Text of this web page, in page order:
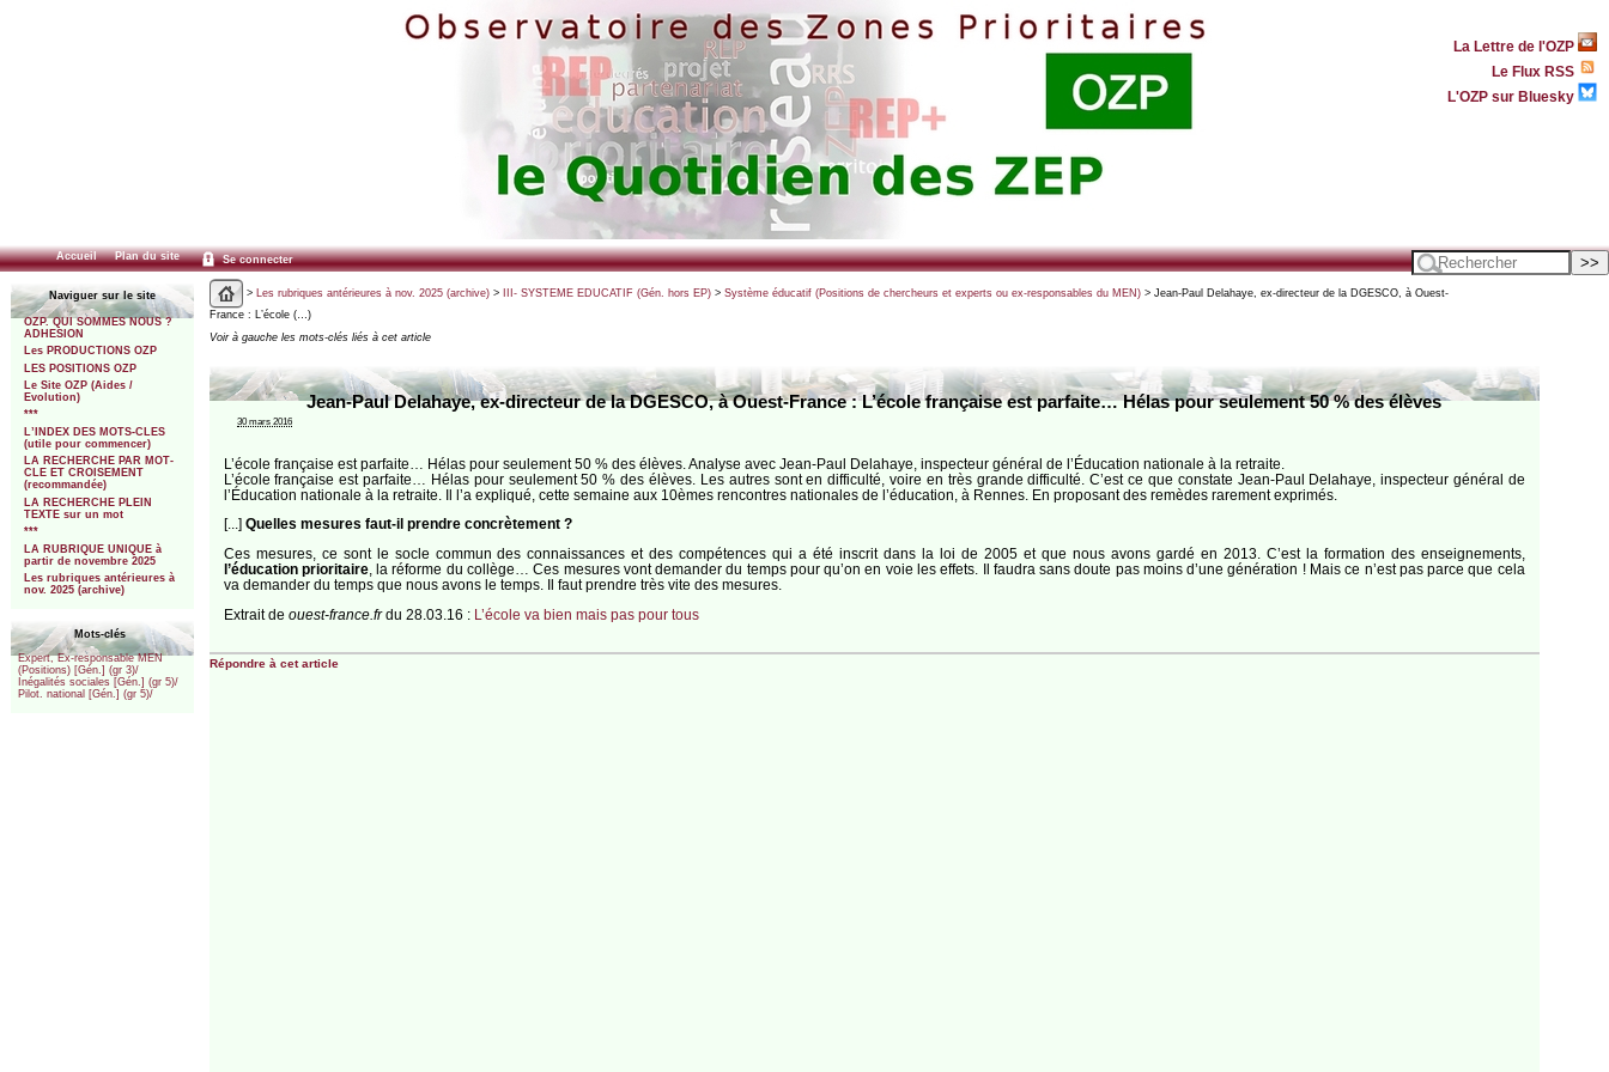
La Lettre de l'OZP
Le Flux RSS
L'OZP sur Bluesky
Accueil Plan du site Se connecter
Naviguer sur le site
OZP. QUI SOMMES NOUS ?
ADHESION
Les PRODUCTIONS OZP
LES POSITIONS OZP
Le Site OZP (Aides /
Evolution)
***
L’INDEX DES MOTS-CLES
(utile pour commencer)
LA RECHERCHE PAR MOT-
CLE ET CROISEMENT
(recommandée)
LA RECHERCHE PLEIN
TEXTE sur un mot
***
LA RUBRIQUE UNIQUE à
partir de novembre 2025
Les rubriques antérieures à
nov. 2025 (archive)
Mots-clés
Expert, Ex-responsable MEN
(Positions) [Gén.] (gr 3)/
Inégalités sociales [Gén.] (gr 5)/
Pilot. national [Gén.] (gr 5)/
> Les rubriques antérieures à nov. 2025 (archive)> III- SYSTEME EDUCATIF (Gén. hors EP)> Système éducatif (Positions de chercheurs et experts ou ex-responsables du MEN)> Jean-Paul Delahaye, ex-directeur de la DGESCO, à Ouest-
France : L’école (…)
Voir à gauche les mots-clés liés à cet article
Jean-Paul Delahaye, ex-directeur de la DGESCO, à Ouest-France : L’école française est parfaite… Hélas pour seulement 50 % des élèves
30 mars 2016
L’école française est parfaite… Hélas pour seulement 50 % des élèves. Analyse avec Jean-Paul Delahaye, inspecteur général de l’Éducation nationale à la retraite.
L’école française est parfaite… Hélas pour seulement 50 % des élèves. Les autres sont en difficulté, voire en très grande difficulté. C’est ce que constate Jean-Paul Delahaye, inspecteur général de
l’Éducation nationale à la retraite. Il l’a expliqué, cette semaine aux 10èmes rencontres nationales de l’éducation, à Rennes. En proposant des remèdes rarement exprimés.
[...] Quelles mesures faut-il prendre concrètement ?
Ces mesures, ce sont le socle commun des connaissances et des compétences qui a été inscrit dans la loi de 2005 et que nous avons gardé en 2013. C’est la formation des enseignements,
l’éducation prioritaire, la réforme du collège… Ces mesures vont demander du temps pour qu’on en voie les effets. Il faudra sans doute pas moins d’une génération ! Mais ce n’est pas parce que cela
va demander du temps que nous avons le temps. Il faut prendre très vite des mesures.
Extrait de ouest-france.frdu 28.03.16 : L’école va bien mais pas pour tous
Répondre à cet article